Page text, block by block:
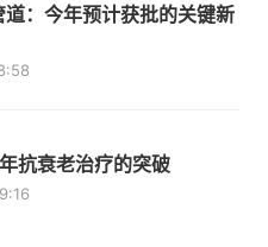
：今年预计获批的关键新
抗衰老治疗的突破